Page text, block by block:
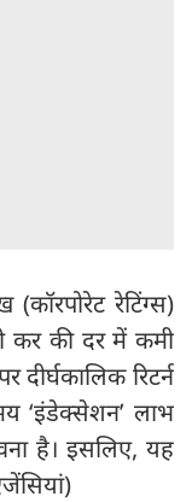
रेटिंग्स)
कर की दर में कमी
रिटर्न
‘इंडेक्सेशन’ लाभ
है। इसलिए, यह